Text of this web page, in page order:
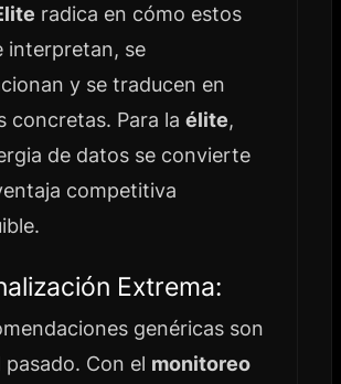
radica en cómo estos
interpretan, se
y se traducen en
concretas. Para la élite,
de datos se convierte
competitiva
Extrema:
genéricas son
pasado. Con el monitoreo